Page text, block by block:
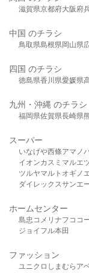
滋賀県京都府大阪府
中国 のチラシ
鳥取県島根県岡山県
四国 のチラシ
徳島県香川県愛媛県
九州・沖縄 のチラシ
福岡県佐賀県長崎県
スーパー
いなげや西條アマノ
イオンカスミ マルエ
ツルヤマルト オギノ
ダイレックスサンエ
ホームセンター
島忠 コメリ ナフコ コ
ジョイフル本田
ファッション
ユニクロ しまむら ア